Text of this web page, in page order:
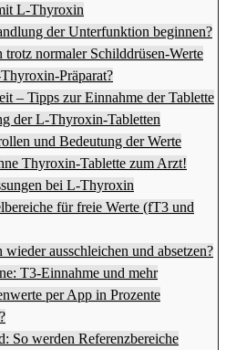
L-Thyroxin
der Unterfunktion beginnen?
normaler Schilddrüsen-Werte
Präparat?
– Tipps zur Einnahme der Tablette
der L-Thyroxin-Tabletten
und Bedeutung der Werte
Thyroxin-Tablette zum Arzt!
bei L-Thyroxin
für freie Werte (fT3 und
ausschleichen und absetzen?
T3-Einnahme und mehr
per App in Prozente
So werden Referenzbereiche